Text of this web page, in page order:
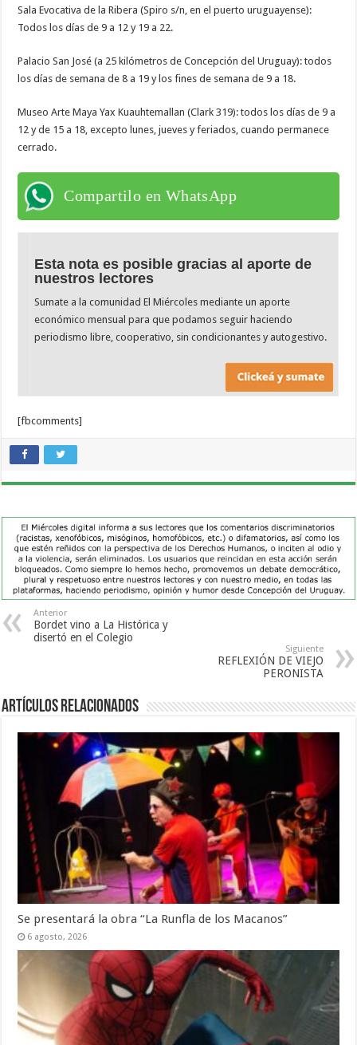
Sala Evocativa de la Ribera (Spiro s/n, en el puerto uruguayense):
Todos los días de 9 a 12 y 19 a 22.
Palacio San José (a 25 kilómetros de Concepción del Uruguay): todos
los días de semana de 8 a 19 y los fines de semana de 9 a 18.
Museo Arte Maya Yax Kuauhtemallan (Clark 319): todos los días de 9 a
12 y de 15 a 18, excepto lunes, jueves y feriados, cuando permanece
cerrado.
Compartilo en WhatsApp
Esta nota es posible gracias al aporte de
nuestros lectores
Sumate a la comunidad El Miércoles mediante un aporte
económico mensual para que podamos seguir haciendo
periodismo libre, cooperativo, sin condicionantes y autogestivo.
[fbcomments]
Anterior
Bordet vino a La Histórica y
disertó en el Colegio
Siguiente
REFLEXIÓN DE VIEJO
PERONISTA
Artículos Relacionados
Se presentará la obra “La Runfla de los Macanos”
6 agosto, 2026